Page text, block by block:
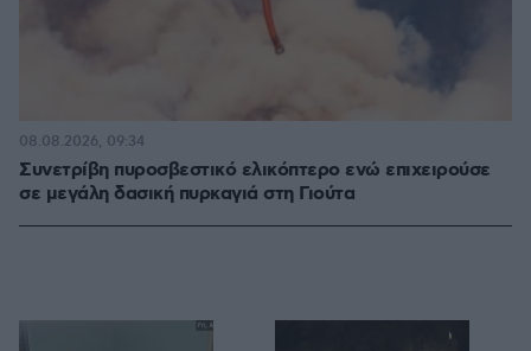
Συνετρίβη πυροσβεστικό ελικόπτερο ενώ επιχειρούσε
σε μεγάλη δασική πυρκαγιά στη Γιούτα
08.08.2026, 09:34